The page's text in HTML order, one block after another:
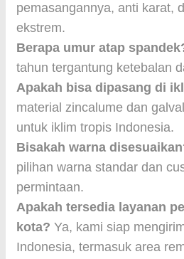
pemasangannya, anti karat,
ekstrem.
Berapa umur atap
tahun tergantung ketebalan
Apakah bisa dipasang di
material zincalume dan
untuk iklim tropis Indonesia.
Bisakah warna
pilihan warna standar dan
permintaan.
Apakah tersedia layanan
kota? Ya, kami siap
Indonesia, termasuk area